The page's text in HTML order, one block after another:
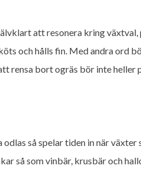
att resonera kring
och hålls fin. Med andra ord
rensa bort ogräs bör inte heller
så spelar tiden in när växter
så som vinbär, krusbär och